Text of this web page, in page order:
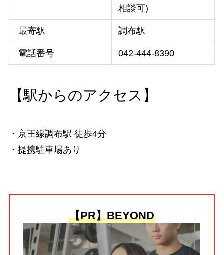
相談可)
最寄駅 調布駅
電話番号 042-444-8390
【駅からのアクセス】
・京王線調布駅 徒歩4分
・提携駐車場あり
【PR】BEYOND